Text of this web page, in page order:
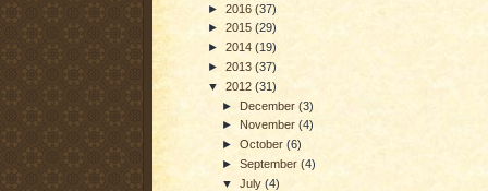
► 2016 (37)
► 2015 (29)
► 2014 (19)
► 2013 (37)
▼ 2012 (31)
► December(3)
► November(4)
►October(6)
►September(4)
▼July(4)